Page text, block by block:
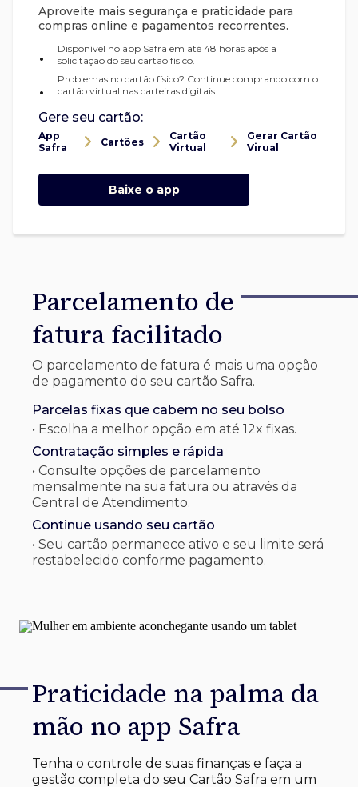
Aproveite mais segurança e praticidade para
compras online e pagamentos recorrentes.
•
Disponível no app Safra em até 48 horas após a
solicitação do seu cartão físico.
•
Problemas no cartão físico? Continue comprando com o
cartão virtual nas carteiras digitais.
Gere seu cartão:
App
Safra
Cartões
Cartão
Virtual
Gerar Cartão
Virual
Baixe o app
Parcelamento de
fatura facilitado
O parcelamento de fatura é mais uma opção
de pagamento do seu cartão Safra.
Parcelas fixas que cabem no seu bolso
• Escolha a melhor opção em até 12x fixas.
Contratação simples e rápida
• Consulte opções de parcelamento
mensalmente na sua fatura ou através da
Central de Atendimento.
Continue usando seu cartão
• Seu cartão permanece ativo e seu limite será
restabelecido conforme pagamento.
Praticidade na palma da
mão no app Safra
Tenha o controle de suas finanças e faça a
gestão completa do seu Cartão Safra em um